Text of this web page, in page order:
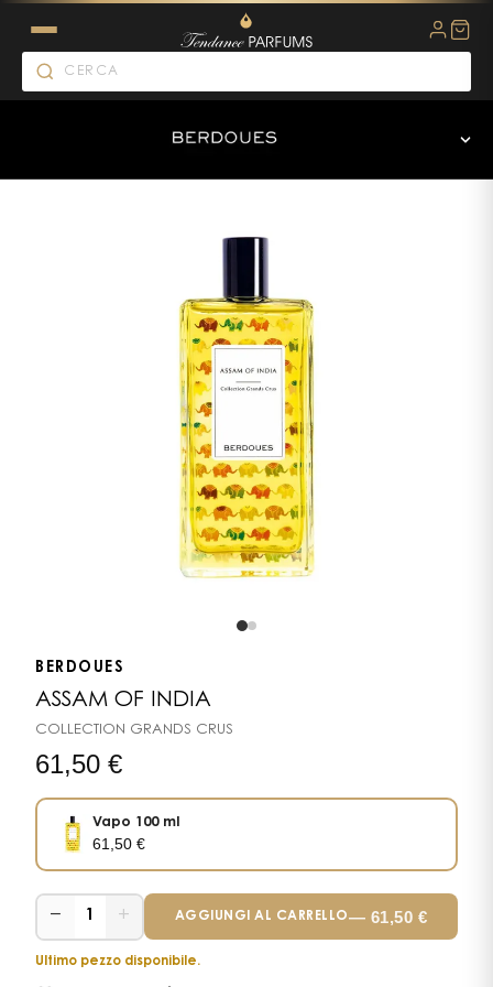
BERDOUES
ASSAM OF INDIA
COLLECTION GRANDS CRUS
61,50 €
Vapo 100 ml
61,50€
− 1 + AGGIUNGI AL CARRELLO— 61,50 €
Ultimo pezzo disponibile.